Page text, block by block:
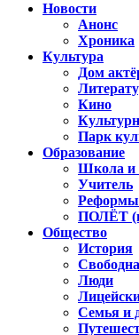
Новости
Анонс
Хроника
Культура
Дом
Кино
Парк
Образование
Школа и
Учитель
Реформы
ПОЛЁТ
Общество
История
Люди
Семья и